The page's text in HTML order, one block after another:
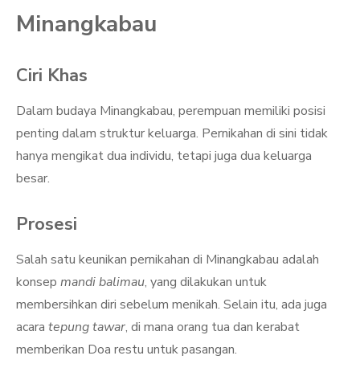
Minangkabau
Ciri Khas
Dalam budaya Minangkabau, perempuan memiliki posisi
penting dalam struktur keluarga. Pernikahan di sini tidak
hanya mengikat dua individu, tetapi juga dua keluarga
besar.
Prosesi
Salah satu keunikan pernikahan di Minangkabau adalah
konsep mandi balimau, yang dilakukan untuk
membersihkan diri sebelum menikah. Selain itu, ada juga
acara tepung tawar, di mana orang tua dan kerabat
memberikan Doa restu untuk pasangan.